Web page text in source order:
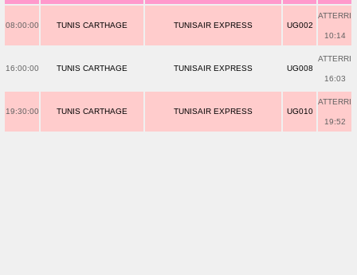
08:00:00 TUNIS CARTHAGE TUNISAIR EXPRESS UG002
ATTERRI
10:14
16:00:00 TUNIS CARTHAGE TUNISAIR EXPRESS UG008
ATTERRI
16:03
19:30:00 TUNIS CARTHAGE TUNISAIR EXPRESS UG010
ATTERRI
19:52